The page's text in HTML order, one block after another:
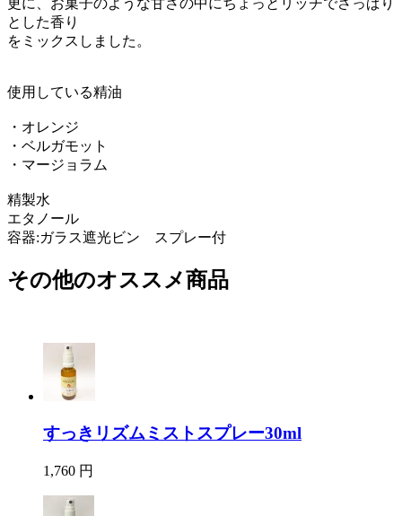
更に、お菓子のような甘さの中にちょっとリッチでさっぱり
とした香り
をミックスしました。
使用している精油
・オレンジ
・ベルガモット
・マージョラム
精製水
エタノール
容器:ガラス遮光ビン スプレー付
その他のオススメ商品
すっきリズムミストスプレー30ml
1,760 円